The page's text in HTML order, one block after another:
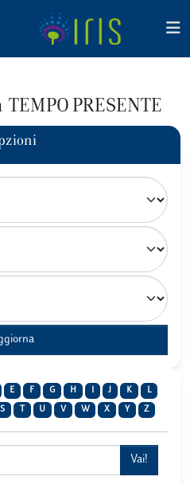
PRESENTE
E F G H J K L
S U V W X Y Z